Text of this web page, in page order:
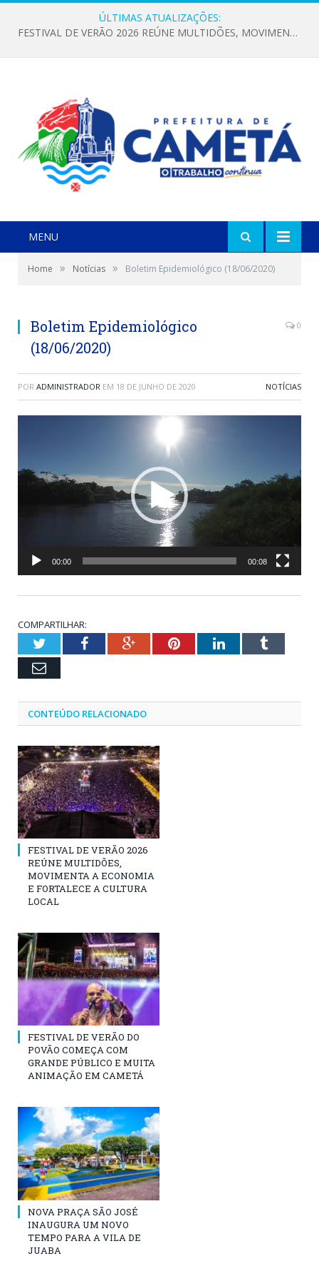
ÚLTIMAS ATUALIZAÇÕES:
FESTIVAL DE VERÃO 2026 REÚNE MULTIDÕES, MOVIMENTA A ECONOMIA E FORTALECE A CULTURA LOCAL
MENU
Home » Notícias » Boletim Epidemiológico (18/06/2020)
Boletim Epidemiológico
(18/06/2020)
0
POR ADMINISTRADOR EM 18 DE JUNHO DE 2020 NOTÍCIAS
00:00 00:08
COMPARTILHAR:
TwitterFacebookGoogle+PinterestLinkedInTumblr
Email
CONTEÚDO RELACIONADO
FESTIVAL DE VERÃO 2026
REÚNE MULTIDÕES,
MOVIMENTA A ECONOMIA
E FORTALECE A CULTURA
LOCAL
FESTIVAL DE VERÃO DO
POVÃO COMEÇA COM
GRANDE PÚBLICO E MUITA
ANIMAÇÃO EM CAMETÁ
NOVA PRAÇA SÃO JOSÉ
INAUGURA UM NOVO
TEMPO PARA A VILA DE
JUABA